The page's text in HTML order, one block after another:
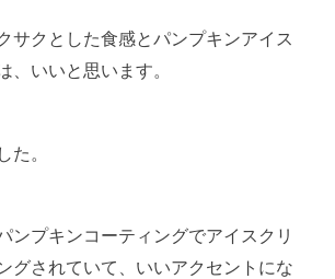
サクとした食感とパンプキンアイス
、いいと思います。
た。
ンプキンコーティングでアイスクリ
グされていて、いいアクセントにな